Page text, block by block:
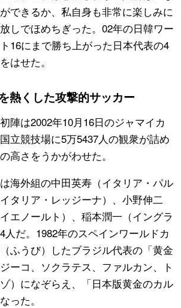
できるか、私自身も非常に楽しみに
しでほめちぎった。02年の日韓ワー
16にまで勝ち上がった日本代表の4
はせた。
熱くした攻撃的サッカー
陣は2002年10月16日のジャマイカ
立競技場に5万5437人の観衆が詰め
高さをうかがわせた。
海外組の中田英寿（イタリア・パル
タリア・レッジーナ）、小野伸二
エノールト）、稲本潤一（イングラ
人だ。1982年のスペインワールドカ
ふうび）したブラジル代表の「黄金
ーコ、ソクラテス、ファルカン、ト
）になぞらえ、「日本版黄金のカル
った。